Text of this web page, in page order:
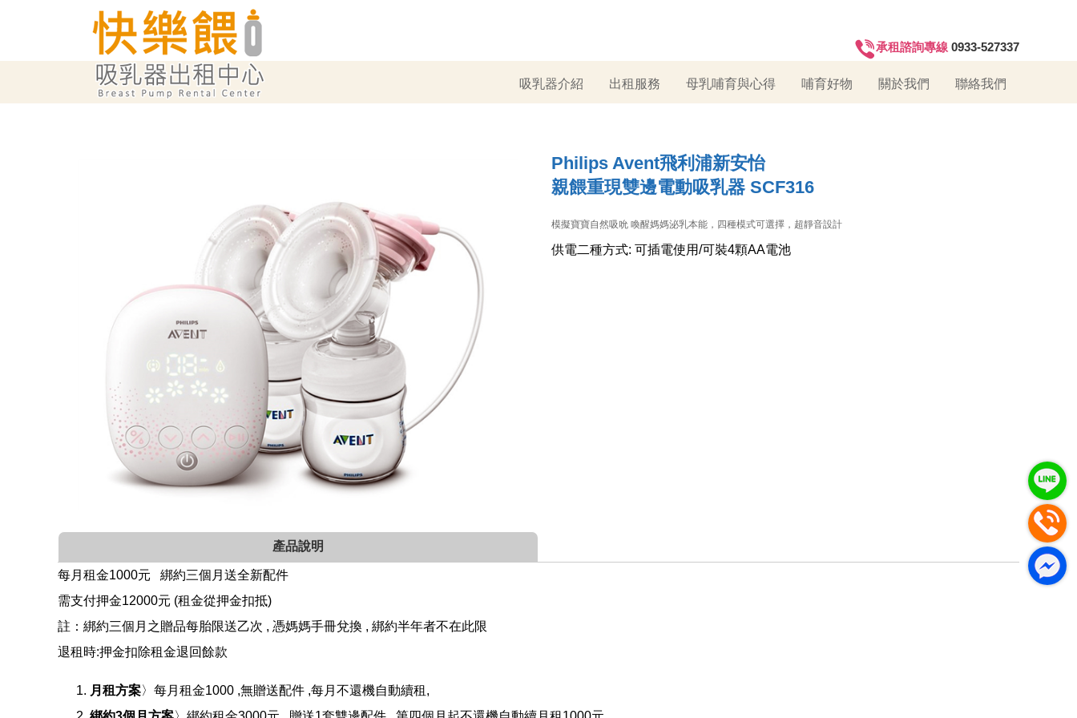
承租諮詢專線 0933-527337
吸乳器介紹 出租服務 母乳哺育與心得 哺育好物 關於我們 聯絡我們
Philips Avent飛利浦新安怡
親餵重現雙邊電動吸乳器 SCF316
模擬寶寶自然吸吮 喚醒媽媽泌乳本能，四種模式可選擇，超靜音設計
供電二種方式: 可插電使用/可裝4顆AA電池
產品說明
每月租金1000元 綁約三個月送全新配件
需支付押金12000元 (租金從押金扣抵)
註：綁約三個月之贈品每胎限送乙次 , 憑媽媽手冊兌換 , 綁約半年者不在此限
退租時:押金扣除租金退回餘款
月租方案〉每月租金1000 ,無贈送配件 ,每月不還機自動續租,